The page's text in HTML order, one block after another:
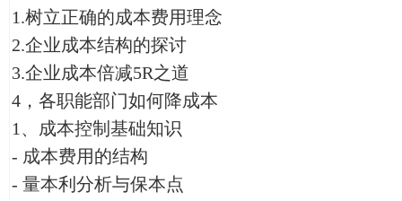
1.树立正确的成本费用理念
2.企业成本结构的探讨
3.企业成本倍减5R之道
4，各职能部门如何降成本
1、成本控制基础知识
- 成本费用的结构
- 量本利分析与保本点